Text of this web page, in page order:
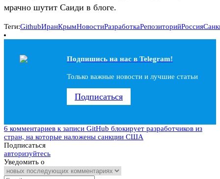
мрачно шутит Саиди в блоге.
Теги:GithubИранКрымНовостиРазработкаРепозиторийРоссия
Подпишись на наc в Telegram!
Только важные новости и лучшие статьи
Подписаться
6 комментариев к записи GitHub блокирует разработчиков из
стран, на которые наложены санкции США
Подписаться
авторизуйтесь
Уведомить о